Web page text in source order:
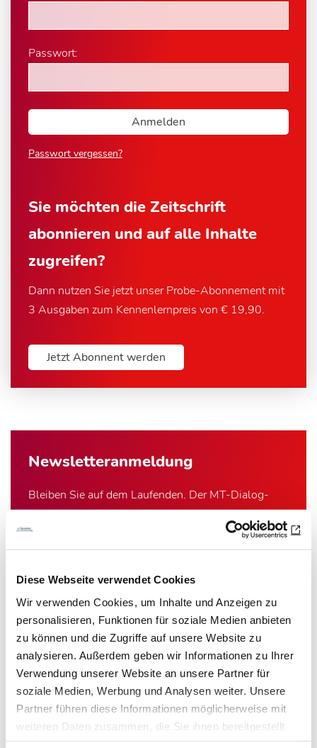
Diese Webseite verwendet Cookies
Wir verwenden Cookies, um Inhalte und Anzeigen zu
personalisieren, Funktionen für soziale Medien anbieten
zu können und die Zugriffe auf unsere Website zu
analysieren. Außerdem geben wir Informationen zu Ihrer
Verwendung unserer Website an unsere Partner für
soziale Medien, Werbung und Analysen weiter. Unsere
Partner führen diese Informationen möglicherweise mit
weiteren Daten zusammen, die Sie ihnen bereitgestellt
haben oder die sie im Rahmen Ihrer Nutzung der Dienste
Newsletter­anmeldung
Bleiben Sie auf dem Laufenden. Der MT-Dialog-
Newsletter informiert Sie jede Woche kostenfrei
über die wichtigsten Branchen-News, aktuelle
Themen und die neusten Stellenangebote.
E-Mail-Adresse
Ich habe die Hinweise zumDatenschutzgelesen.*
Newsletter abonnieren
* Pflichtfeld
Passwort:
Passwort vergessen?
Sie möchten die Zeitschrift
abonnieren und auf alle Inhalte
zugreifen?
Dann nutzen Sie jetzt unser Probe-Abonnement mit
3 Ausgaben zum Kennenlernpreis von € 19,90.
Jetzt Abonnent werden